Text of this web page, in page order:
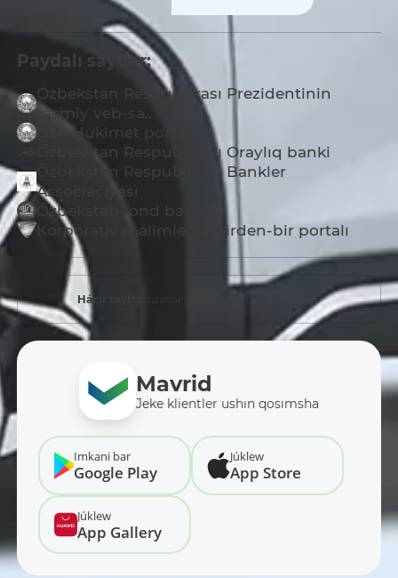
Paydalı saytlar:
Ózbekstan Respublikası Prezidentinin
rásmiy veb-sa...
ÓzR Húkimet portalı
Ózbekstan Respublikası Oraylıq banki
Ózbekstan Respublikası Bankler
Associaciyası
Ózbekstan fond bazarı
Korporativ málimleme birden-bir portalı
Házir saytta: miymanlar - 3
Mavrid
Jeke klientler ushın qosımsha
Imkani bar
Google Play
Júklew
App Store
Júklew
App Gallery